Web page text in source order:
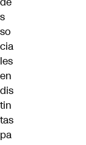
s
so
cia
les
en
dis
tin
tas
pa